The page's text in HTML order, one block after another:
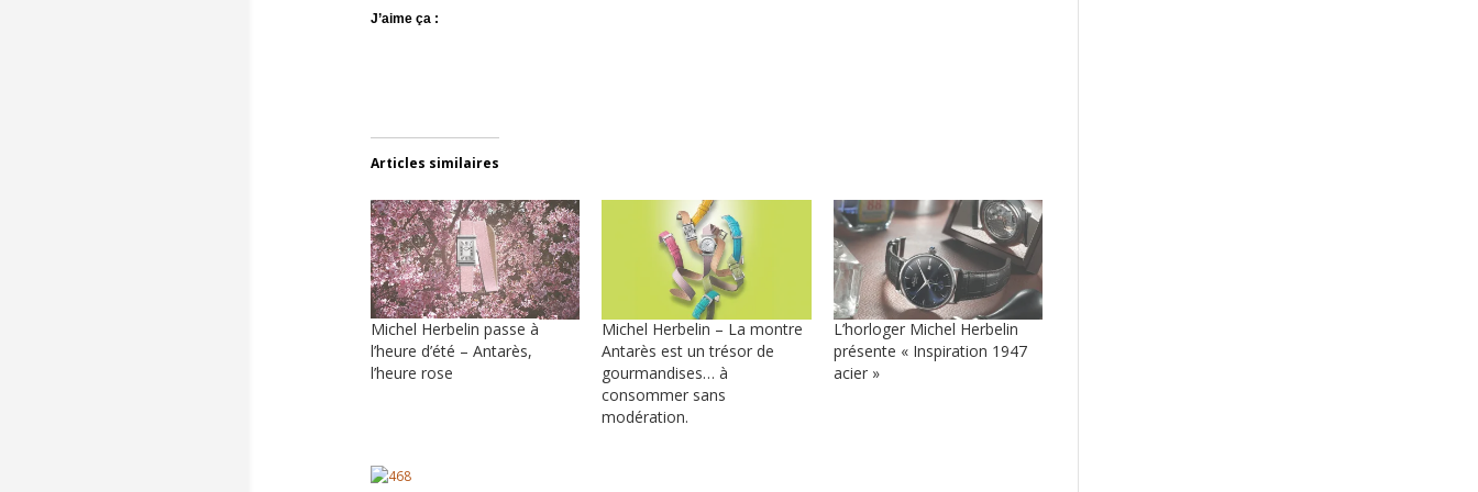
J’aime ça :
Articles similaires
Michel Herbelin passe à
l’heure d’été – Antarès,
l’heure rose
Michel Herbelin – La montre
Antarès est un trésor de
gourmandises… à
consommer sans
modération.
L’horloger Michel Herbelin
présente « Inspiration 1947
acier »